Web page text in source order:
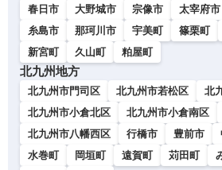
春日市
大野城市 宗像市 太宰府市
糸島市
那珂川市 宇美町 篠栗町
新宮町
久山町 粕屋町
北九州地方
北九州市門司区 北九州市若松区
北
北九州市小倉北区
北九州市小倉南区
北九州市八幡西区
行橋市 豊前市
水巻町
岡垣町 遠賀町 苅田町